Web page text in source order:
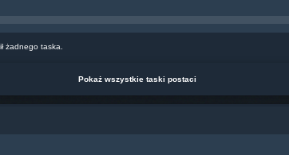
żadnego taska.
Pokaż wszystkie taski postaci